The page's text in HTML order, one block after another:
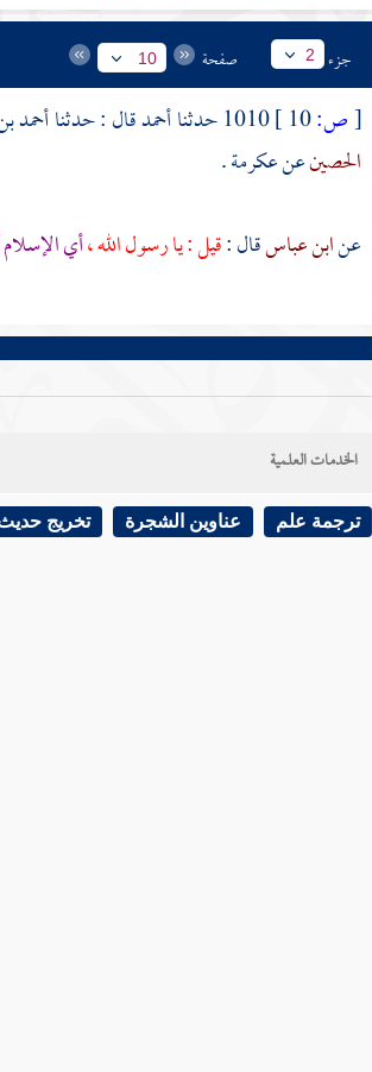
جزء 2 صفحة 10
[ص: 1010 حدثنا أحمدقال : حدثناأحمد
الحصينعنعكرمة.
عنابن عباسقال :قيل : يا رسول الله ،أي
الخدمات العلمية
ترجمة علم عناوين الشجرة تخريج